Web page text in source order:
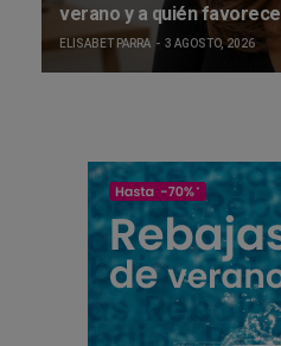
verano y a quién
ELISABET PARRA 3 AGOSTO, 2026